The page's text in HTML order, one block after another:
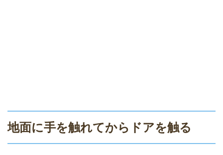
地面に手を触れてからドアを触る